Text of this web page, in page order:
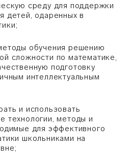
среду для поддержки
детей, одаренных в
обучения решению
сложности по математике,
подготовку
интеллектуальным
и использовать
технологии, методы и
для эффективного
школьниками на